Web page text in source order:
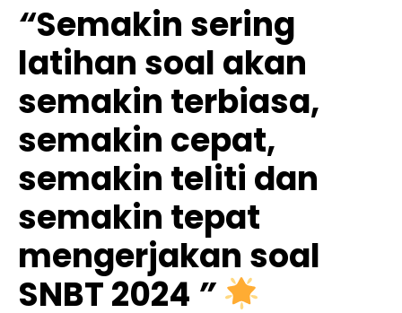
“Semakin sering
latihan soal akan
semakin terbiasa,
semakin cepat,
semakin teliti dan
semakin tepat
mengerjakan soal
SNBT 2024 ”